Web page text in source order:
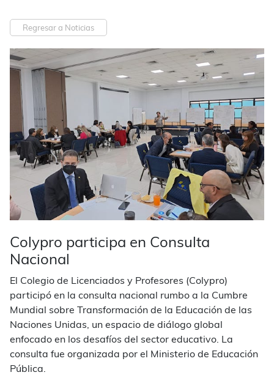
Regresar a Noticias
Colypro participa en Consulta
Nacional
El Colegio de Licenciados y Profesores (Colypro)
participó en la consulta nacional rumbo a la Cumbre
Mundial sobre Transformación de la Educación de las
Naciones Unidas, un espacio de diálogo global
enfocado en los desafíos del sector educativo. La
consulta fue organizada por el Ministerio de Educación
Pública.